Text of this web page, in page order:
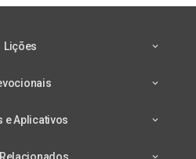
Lições
e Aplicativos